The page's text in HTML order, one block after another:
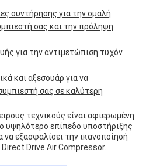
συντήρησης για την ομαλή
σας και την πρόληψη
για την αντιμετώπιση τυχόν
και αξεσουάρ για να
σας σε καλύτερη
τεχνικούς είναι αφιερωμένη
υψηλότερο επίπεδο υποστήριξης
να εξασφαλίσει την ικανοποίησή
Drive Air Compressor.